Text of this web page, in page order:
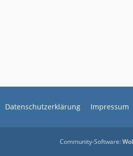
Datenschutzerklärung Impressum
Community-Software: